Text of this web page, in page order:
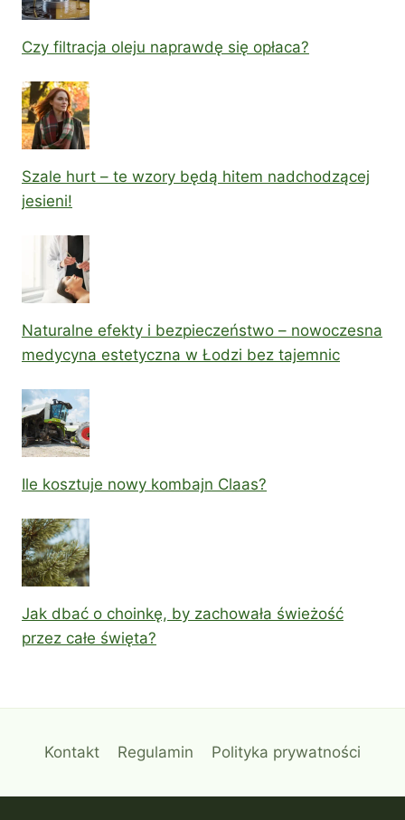
Czy filtracja oleju naprawdę się opłaca?
Szale hurt – te wzory będą hitem nadchodzącej
jesieni!
Naturalne efekty i bezpieczeństwo – nowoczesna
medycyna estetyczna w Łodzi bez tajemnic
Ile kosztuje nowy kombajn Claas?
Jak dbać o choinkę, by zachowała świeżość
przez całe święta?
Kontakt Regulamin Polityka prywatności